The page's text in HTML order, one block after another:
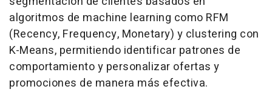
algoritmos de machine learning como RFM
(Recency, Frequency, Monetary) y clustering con
K-Means, permitiendo identificar patrones de
comportamiento y personalizar ofertas y
promociones de manera más efectiva.